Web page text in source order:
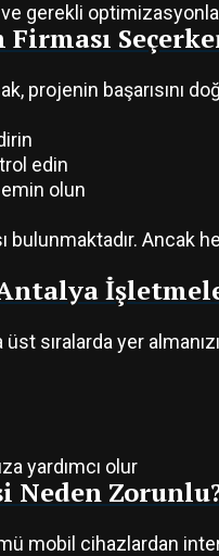
optimizasyonlar
Firması
projenin başarısını
edin
olun
bulunmaktadır. Ancak
sıralarda yer
yardımcı olur
Neden
mobil cihazlardan